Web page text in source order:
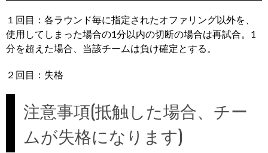
１回目：各ラウンド毎に指定されたオファリング以外を、
使用してしまった場合の1分以内の切断の場合は再試合。1
分を超えた場合、当該チームは負け確定とする。
２回目：失格
注意事項(抵触した場合、チー
ムが失格になります)